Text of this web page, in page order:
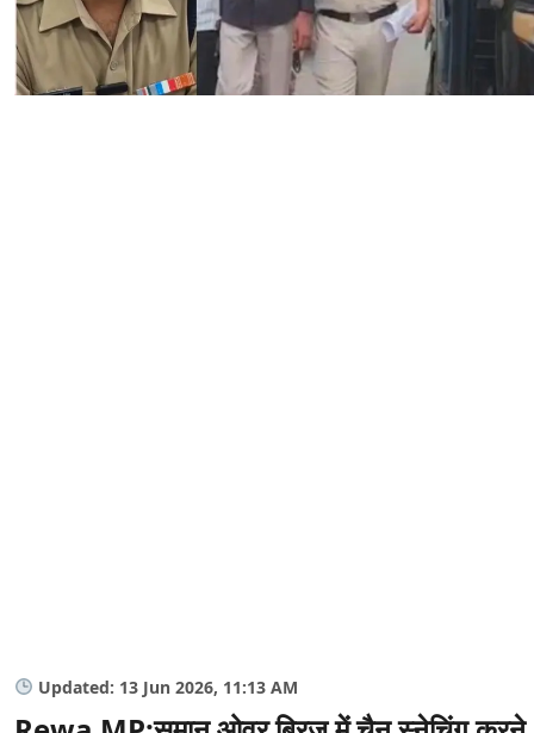
Updated: 13 Jun 2026, 11:13 AM